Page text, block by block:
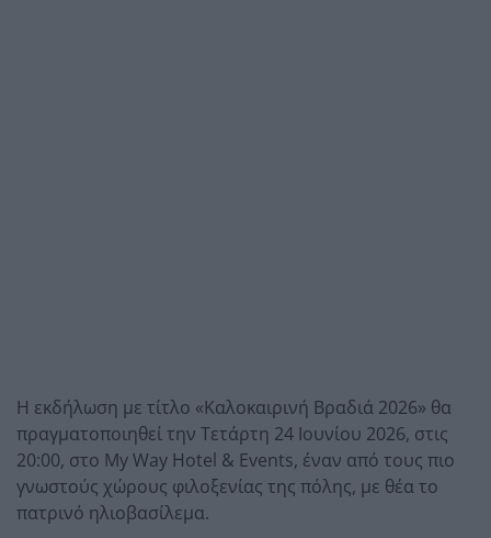
Η εκδήλωση με τίτλο «Καλοκαιρινή Βραδιά 2026» θα
πραγματοποιηθεί την Τετάρτη 24 Ιουνίου 2026, στις
20:00, στο My Way Hotel & Events, έναν από τους πιο
γνωστούς χώρους φιλοξενίας της πόλης, με θέα το
πατρινό ηλιοβασίλεμα.